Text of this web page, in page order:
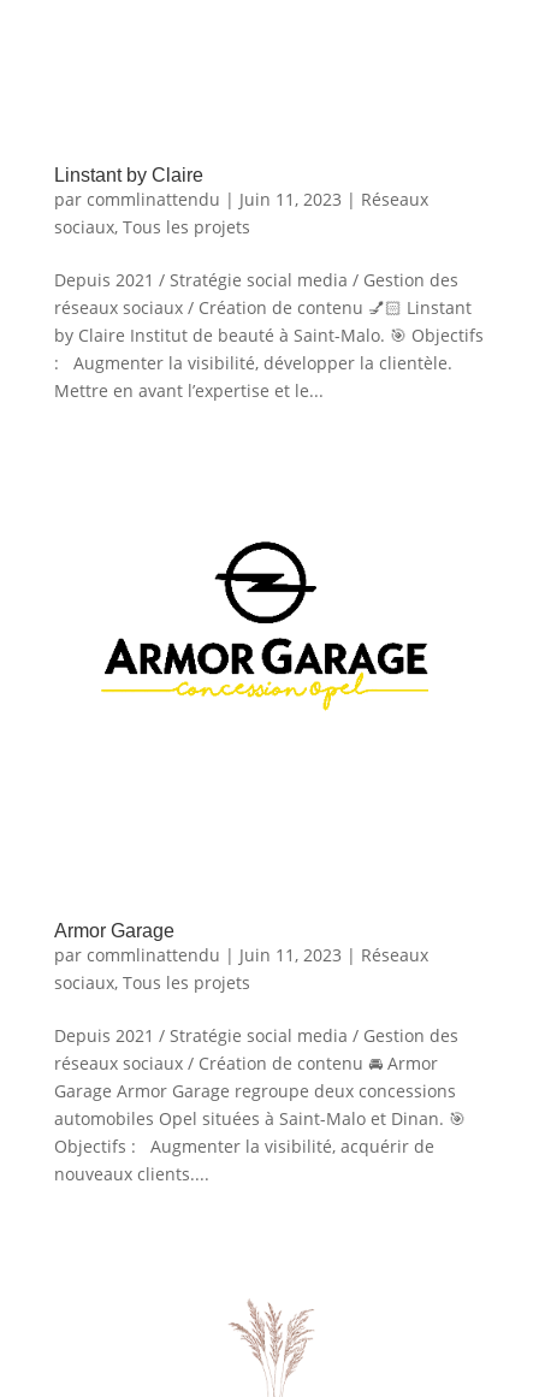
Linstant by Claire
par commlinattendu | Juin 11, 2023 | Réseaux
sociaux, Tous les projets
Depuis 2021 / Stratégie social media / Gestion des
réseaux sociaux / Création de contenu 💅🏻 Linstant
by Claire Institut de beauté à Saint-Malo. 🎯 Objectifs
: Augmenter la visibilité, développer la clientèle.
Mettre en avant l’expertise et le...
Armor Garage
par commlinattendu | Juin 11, 2023 | Réseaux
sociaux, Tous les projets
Depuis 2021 / Stratégie social media / Gestion des
réseaux sociaux / Création de contenu 🚘 Armor
Garage Armor Garage regroupe deux concessions
automobiles Opel situées à Saint-Malo et Dinan. 🎯
Objectifs : Augmenter la visibilité, acquérir de
nouveaux clients....